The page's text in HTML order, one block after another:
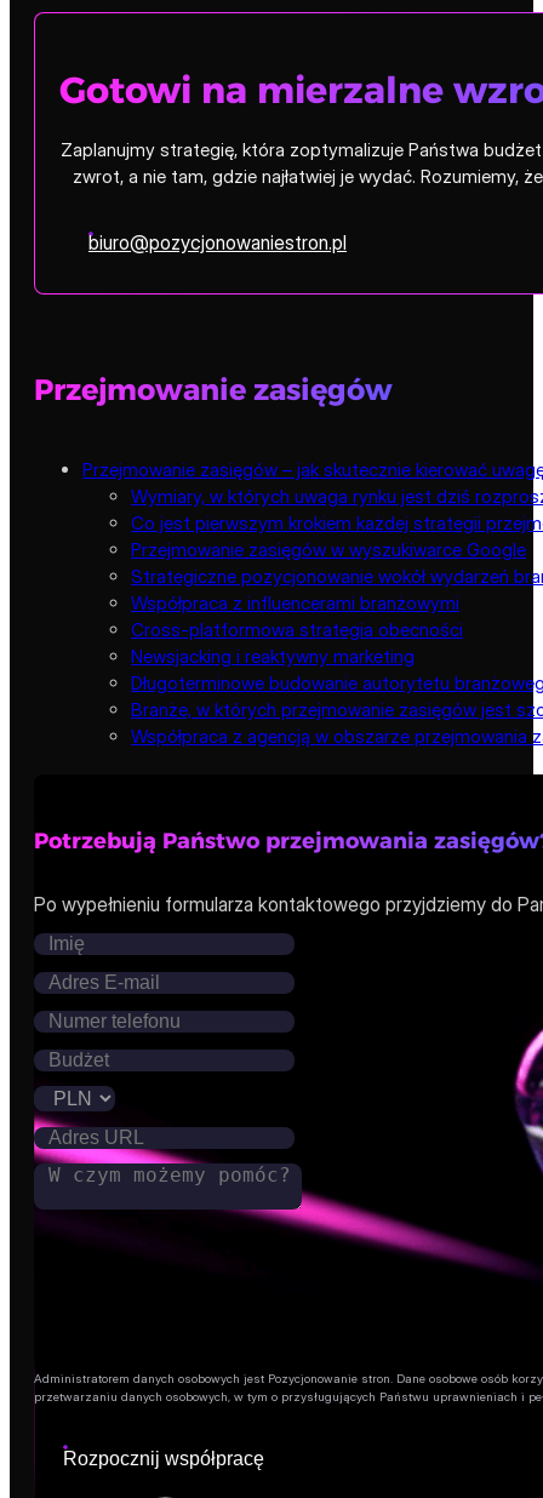
Gotowi na mierzalne
Zaplanujmy strategię, która zoptymalizuje Państwa
zwrot, a nie tam, gdzie najłatwiej je wydać.
biuro@pozycjonowaniestron.pl
Przejmowanie zasięgów
Przejmowanie zasięgów – jak skutecznie kierować
Wymiary, w których uwaga rynku jest dziś
Co jest pierwszym krokiem każdej strategii
Przejmowanie zasięgów w wyszukiwarce Google
Strategiczne pozycjonowanie wokół wydarzeń
Współpraca z influencerami branżowymi
Cross-platformowa strategia obecności
Newsjacking i reaktywny marketing
Długoterminowe budowanie autorytetu
Branże, w których przejmowanie zasięgów jest
Współpraca z agencją w obszarze przejmowania
Potrzebują Państwo przejmowania
Po wypełnieniu formularza kontaktowego przyjdziemy do
Administratorem danych osobowych jest Pozycjonowanie stron. Dane osobowe osób
przetwarzaniu danych osobowych, w tym o przysługujących Państwu uprawnieniach i
Rozpocznij współpracę